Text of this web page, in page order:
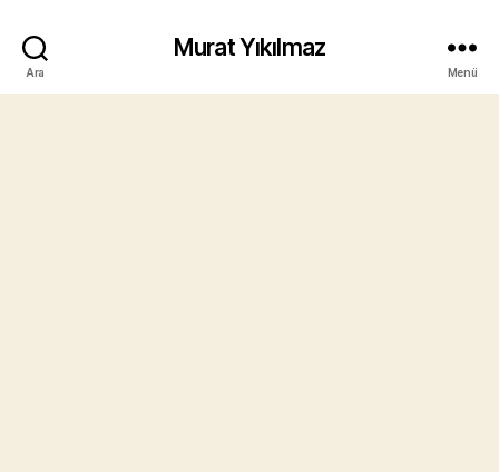
Ara
Murat Yıkılmaz
Menü